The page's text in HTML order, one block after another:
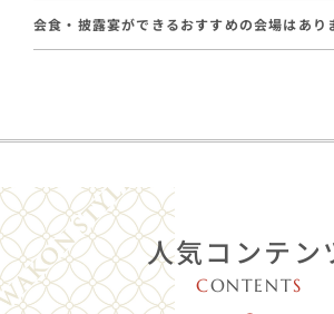
・ご懐妊中の方への「生もの以外のメニュー
会場の距離や参列人数に応じて、ハイヤー
会食・披露宴ができるおすすめの会場はあり
【提携会場の一例】
・天麩羅会席 中清：〜28名 / 23,100円〜（
・割烹とんぼ：〜70名 / 14,300円〜（税込）
・日比谷松本楼：〜80名 / 18,700円〜（税
・人形町今半 上野広小路店：〜60名 /
など
人気コンテン
CONTENTS